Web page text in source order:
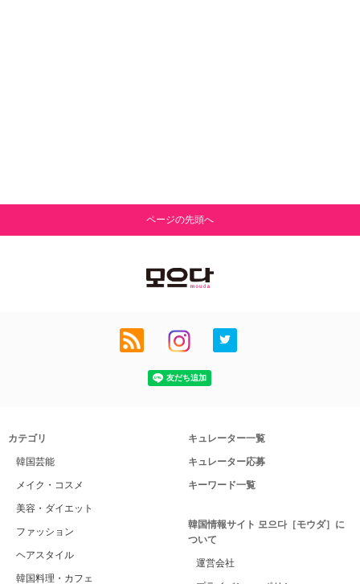
ページの先頭へ
カテゴリ
韓国芸能
メイク・コスメ
美容・ダイエット
ファッション
ヘアスタイル
韓国料理・カフェ
キュレーター一覧
キュレーター応募
キーワード一覧
韓国情報サイト 모으다［モウダ］に
ついて
運営会社